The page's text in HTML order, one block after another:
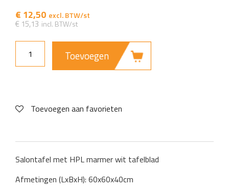
€ 12,50
€ 15,13
Toevoegen
Toevoegen aan favorieten
Salontafel met HPL marmer wit tafelblad
Afmetingen (LxBxH): 60x60x40cm